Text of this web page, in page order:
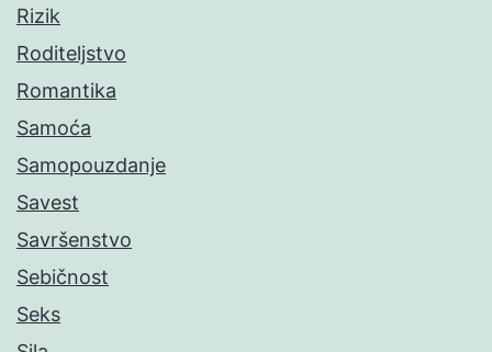
Rizik
Roditeljstvo
Romantika
Samoća
Samopouzdanje
Savest
Savršenstvo
Sebičnost
Seks